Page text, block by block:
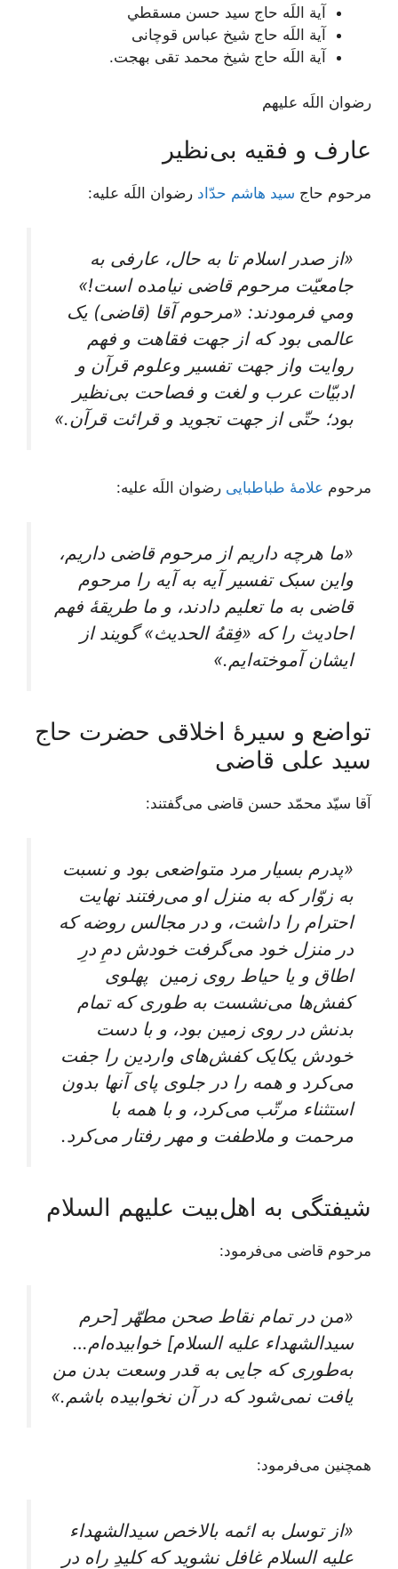
آية اللَه حاج سيد حسن مسقطي
آية اللَه حاج شیخ عباس قوچانی
آية اللَه حاج شیخ محمد تقی بهجت.
رضوان اللَه علیهم
عارف و فقیه بی‌نظیر
مرحوم حاج سید هاشم حدّاد رضوان اللَه علیه:
«از صدر اسلام تا به حال، عارفی به
جامعیّت مرحوم قاضی نیامده است!»
ومي فرمودند: «مرحوم‌ آقا (قاضی) یک‌
عالمی‌ بود که‌ از جهت‌ فقاهت‌ و فهم‌
روایت‌ واز جهت‌ تفسیر وعلوم‌ قرآن‌ و
ادبیّات‌ عرب‌ و لغت‌ و فصاحت‌ بی‌نظیر
بود؛ حتّی‌ از جهت‌ تجوید و قرائت‌ قرآن‌.»
مرحوم علامۀ طباطبایی رضوان اللَه علیه:
«ما هرچه داریم از مرحوم قاضی داریم،
واین‌ سبک‌ تفسیر آیه‌ به‌ آیه‌ را مرحوم‌
قاضی‌ به ما تعلیم‌ دادند، و ما طریقۀ فهم‌
احادیث‌ را که‌ «فِقهُ الحدیث‌» گویند از
ایشان‌ آموخته‌ایم‌.»
تواضع و سیرۀ اخلاقی حضرت حاج
سید علی قاضی
آقا سیّد محمّد حسن قاضی می‌گفتند:
«پدرم بسیار مرد متواضعی بود و نسبت
به زوّار که به منزل او می‌رفتند نهایت
احترام را داشت، و در مجالس روضه که
در منزل خود می‌گرفت خودش دمِ درِ
اطاق و یا حیاط روی زمین پهلوی
کفش‌ها می‌نشست به طوری که تمام
بدنش در روی زمین بود، و با دست
خودش یکایک کفش‌های واردین را جفت
می‌کرد و همه را در جلوی پای آنها بدون
استثناء مرتّب می‌کرد، و با همه با
مرحمت و ملاطفت و مهر رفتار می‌کرد.
شیفتگی به اهل‌بیت علیهم السلام
مرحوم قاضی می‌فرمود:
«من در تمام نقاط صحن مطهّر [حرم
سیدالشهداء علیه السلام] خوابیده‌ام…
به‌طوری‌ که جایی به قدر وسعت بدن من
یافت نمی‌شود که در آن نخوابیده باشم.»
همچنین می‌فرمود:
«از توسل به ائمه بالاخص سیدالشهداء
علیه السلام غافل نشوید که کلیدِ راه در